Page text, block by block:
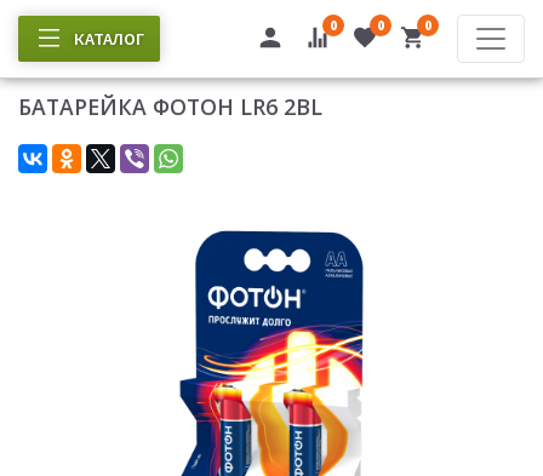
КАТАЛОГ
0 0 0
БАТАРЕЙКА ФОТОН LR6 2BL